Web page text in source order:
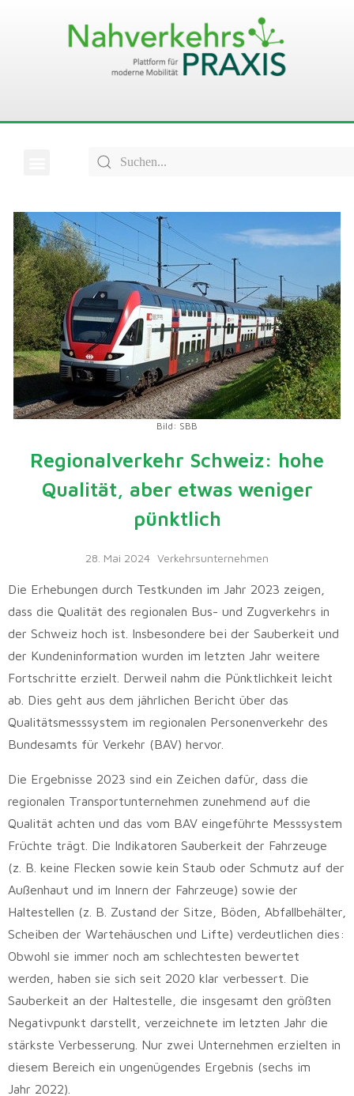
Bild: SBB
Regionalverkehr Schweiz: hohe
Qualität, aber etwas weniger
pünktlich
28. Mai 2024 Verkehrsunternehmen
Die Erhebungen durch Testkunden im Jahr 2023 zeigen,
dass die Qualität des regionalen Bus- und Zugverkehrs in
der Schweiz hoch ist. Insbesondere bei der Sauberkeit und
der Kundeninformation wurden im letzten Jahr weitere
Fortschritte erzielt. Derweil nahm die Pünktlichkeit leicht
ab. Dies geht aus dem jährlichen Bericht über das
Qualitätsmesssystem im regionalen Personenverkehr des
Bundesamts für Verkehr (BAV) hervor.
Die Ergebnisse 2023 sind ein Zeichen dafür, dass die
regionalen Transportunternehmen zunehmend auf die
Qualität achten und das vom BAV eingeführte Messsystem
Früchte trägt. Die Indikatoren Sauberkeit der Fahrzeuge
(z. B. keine Flecken sowie kein Staub oder Schmutz auf der
Außenhaut und im Innern der Fahrzeuge) sowie der
Haltestellen (z. B. Zustand der Sitze, Böden, Abfallbehälter,
Scheiben der Wartehäuschen und Lifte) verdeutlichen dies:
Obwohl sie immer noch am schlechtesten bewertet
werden, haben sie sich seit 2020 klar verbessert. Die
Sauberkeit an der Haltestelle, die insgesamt den größten
Negativpunkt darstellt, verzeichnete im letzten Jahr die
stärkste Verbesserung. Nur zwei Unternehmen erzielten in
diesem Bereich ein ungenügendes Ergebnis (sechs im
Jahr 2022).